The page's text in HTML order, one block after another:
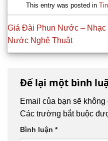
This entry was posted in
Giá Đài Phun Nước – Nhạc
Nước Nghệ Thuật
Để lại một bình
Email của bạn sẽ
Các trường bắt buộc
Bình luận *